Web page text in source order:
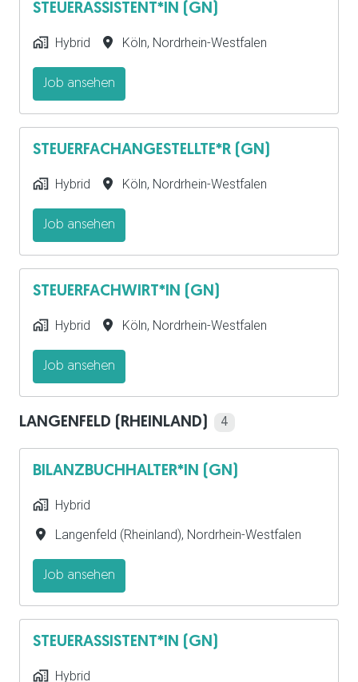
STEUERASSISTENT*IN (GN)
Hybrid Köln, Nordrhein-Westfalen
Job ansehen
STEUERFACHANGESTELLTE*R (GN)
Hybrid Köln, Nordrhein-Westfalen
Job ansehen
STEUERFACHWIRT*IN (GN)
Hybrid Köln, Nordrhein-Westfalen
Job ansehen
LANGENFELD (RHEINLAND) 4
BILANZBUCHHALTER*IN (GN)
Hybrid
Langenfeld (Rheinland), Nordrhein-Westfalen
Job ansehen
STEUERASSISTENT*IN (GN)
Hybrid